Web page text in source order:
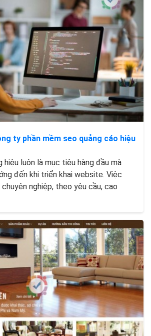
ty phần mềm seo quảng cáo hiệu
luôn là mục tiêu hàng đầu mà
đến khi triển khai website. Việc
nghiệp, theo yêu cầu, cao